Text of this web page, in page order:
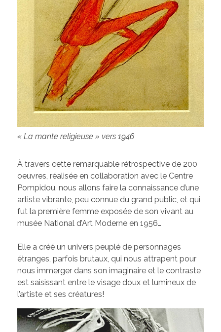
« La mante religieuse » vers 1946
À travers cette remarquable rétrospective de 200
oeuvres, réalisée en collaboration avec le Centre
Pompidou, nous allons faire la connaissance d’une
artiste vibrante, peu connue du grand public, et qui
fut la première femme exposée de son vivant au
musée National d’Art Moderne en 1956…
Elle a créé un univers peuplé de personnages
étranges, parfois brutaux, qui nous attrapent pour
nous immerger dans son imaginaire et le contraste
est saisissant entre le visage doux et lumineux de
l’artiste et ses créatures!